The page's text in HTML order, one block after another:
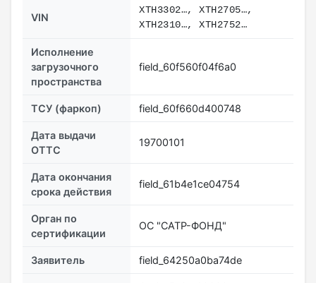
VIN
XTH3302…, XTH2705…,
XTH2310…, XTH2752…
Исполнение
загрузочного
пространства
field_60f560f04f6a0
ТСУ (фаркоп) field_60f660d400748
Дата выдачи
ОТТС
19700101
Дата окончания
срока действия
field_61b4e1ce04754
Орган по
сертификации
ОС "САТР-ФОНД"
Заявитель field_64250a0ba74de